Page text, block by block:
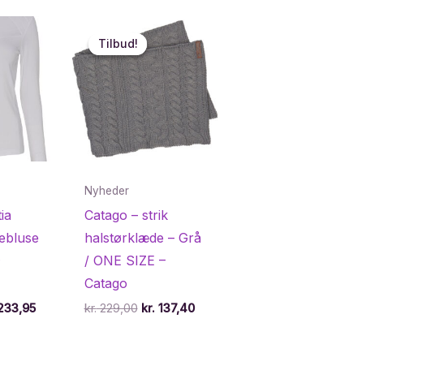
Den
Tilbud!
Tilbud!
Nyheder
Catago – strik
halstørklæde – Grå
/ ONE SIZE –
Catago
kr.229,00 Den
kr.137,40Den